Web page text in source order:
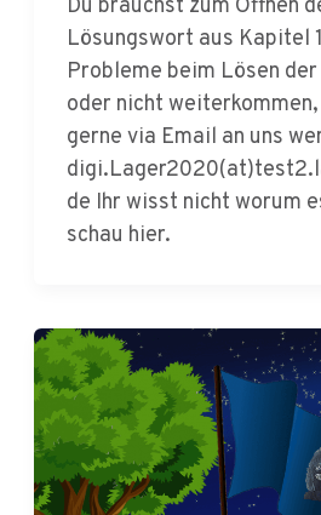
Probleme beim Lösen
oder nicht weiterkommen,
gerne via Email an uns
de Ihr wisst nicht worum
schau hier.